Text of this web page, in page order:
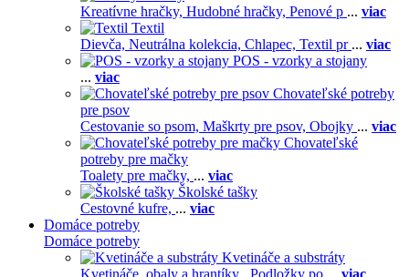
Kreatívne hračky, Hudobné hračky, Penové p ... viac
Textil
Dievča, Neutrálna kolekcia, Chlapec, Textil pr ... viac
POS - vzorky a stojany
... viac
Chovateľské potreby
pre psov
Cestovanie so psom, Maškrty pre psov, Obojky ... viac
Chovateľské
potreby pre mačky
Toalety pre mačky, ... viac
Školské tašky
Cestovné kufre, ... viac
Domáce potreby
Domáce potreby
Kvetináče a substráty
Kvetináče, obaly a hrantíky , Podložky po ... viac